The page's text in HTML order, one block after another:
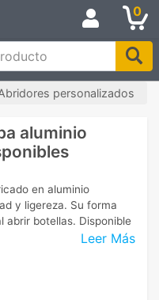
0
personalizados
aluminio
Leer Más
en aluminio
y ligereza. Su forma
abrir botellas. Disponible